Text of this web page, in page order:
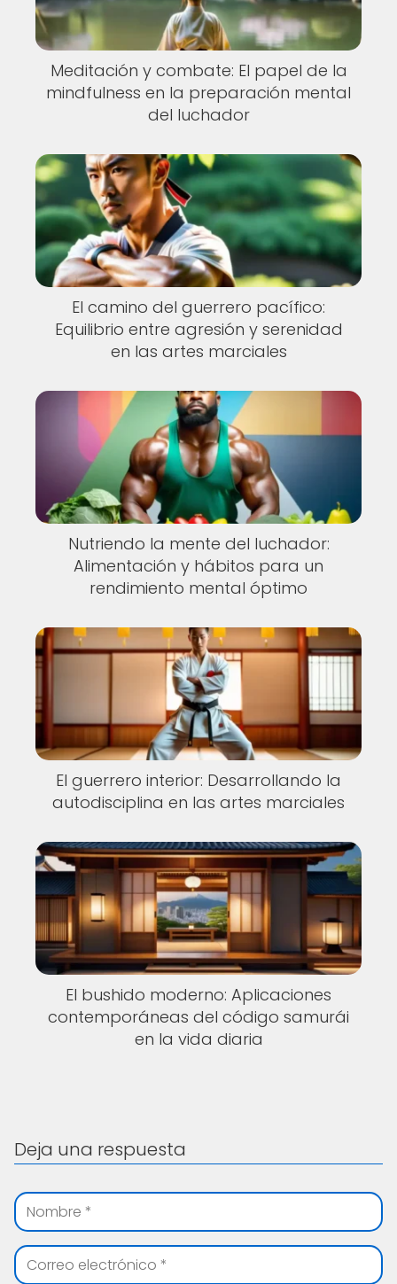
Meditación y combate: El papel de la
mindfulness en la preparación mental
del luchador
El camino del guerrero pacífico:
Equilibrio entre agresión y serenidad
en las artes marciales
Nutriendo la mente del luchador:
Alimentación y hábitos para un
rendimiento mental óptimo
El guerrero interior: Desarrollando la
autodisciplina en las artes marciales
El bushido moderno: Aplicaciones
contemporáneas del código samurái
en la vida diaria
Deja una respuesta